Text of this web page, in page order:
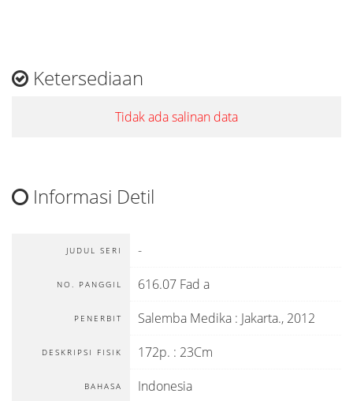
Ketersediaan
Tidak ada salinan data
Informasi Detil
JUDUL SERI -
NO. PANGGIL 616.07 Fad a
PENERBIT Salemba Medika : Jakarta., 2012
DESKRIPSI FISIK 172p. : 23Cm
BAHASA Indonesia